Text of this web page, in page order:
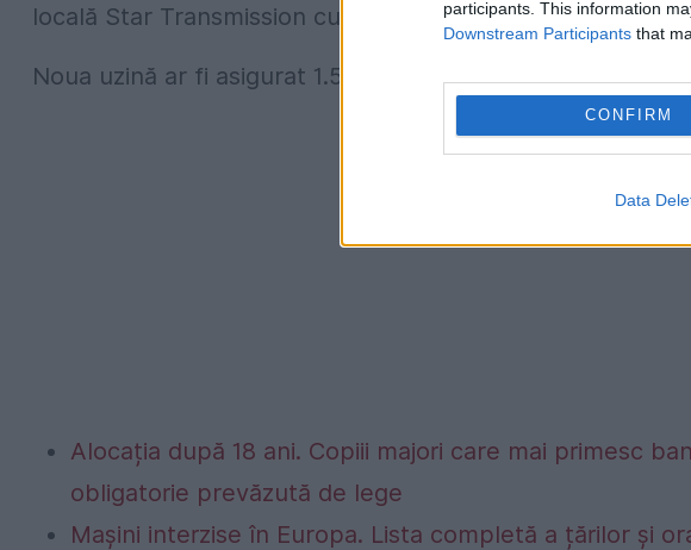
participants. This information
Downstream Participants that
CONFIRM
Data
locală Star Transmission cutii de viteze.
Noua uzină ar fi asigurat 1.500 de noi locuri de muncă
Alocația după 18 ani. Copiii majori care mai primesc
obligatorie prevăzută de lege
Mașini interzise în Europa. Lista completă a țărilor și